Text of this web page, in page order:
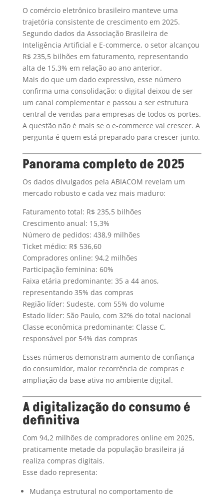
O comércio eletrônico brasileiro manteve uma
trajetória consistente de crescimento em 2025.
Segundo dados da Associação Brasileira de
Inteligência Artificial e E-commerce, o setor alcançou
R$ 235,5 bilhões em faturamento, representando
alta de 15,3% em relação ao ano anterior.
Mais do que um dado expressivo, esse número
confirma uma consolidação: o digital deixou de ser
um canal complementar e passou a ser estrutura
central de vendas para empresas de todos os portes.
A questão não é mais se o e-commerce vai crescer. A
pergunta é quem está preparado para crescer junto.
Panorama completo de 2025
Os dados divulgados pela ABIACOM revelam um
mercado robusto e cada vez mais maduro:
Faturamento total: R$ 235,5 bilhões
Crescimento anual: 15,3%
Número de pedidos: 438,9 milhões
Ticket médio: R$ 536,60
Compradores online: 94,2 milhões
Participação feminina: 60%
Faixa etária predominante: 35 a 44 anos,
representando 35% das compras
Região líder: Sudeste, com 55% do volume
Estado líder: São Paulo, com 32% do total nacional
Classe econômica predominante: Classe C,
responsável por 54% das compras
Esses números demonstram aumento de confiança
do consumidor, maior recorrência de compras e
ampliação da base ativa no ambiente digital.
A digitalização do consumo é
definitiva
Com 94,2 milhões de compradores online em 2025,
praticamente metade da população brasileira já
realiza compras digitais.
Esse dado representa:
Mudança estrutural no comportamento de